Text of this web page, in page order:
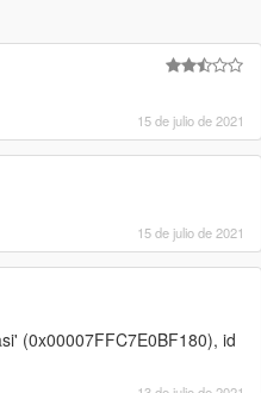
15 de julio de 2021
15 de julio de 2021
(0x00007FFC7E0BF180), id